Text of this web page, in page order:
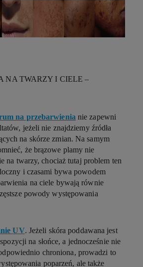
NA TWARZY I CIELE –
na przebarwienia nie zapewni
jeżeli nie znajdziemy źródła
na skórze zmian. Na samym
że brązowe plamy nie
na twarzy, chociaż tutaj problem ten
i czasami bywa powodem
na ciele bywają równie
powody występowania
UV. Jeżeli skóra poddawana jest
na słońce, a jednocześnie nie
chroniona, prowadzi to
poparzeń, ale także